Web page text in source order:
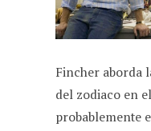
Fincher aborda
del zodiaco en
probablemente